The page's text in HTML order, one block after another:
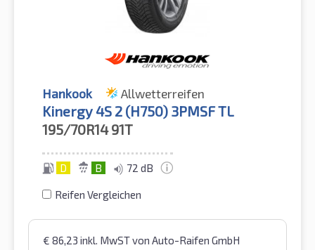
Hankook Allwetterreifen
Kinergy 4S 2 (H750) 3PMSF TL
195/70R14 91T
D B 72 dB
Reifen Vergleichen
€ 86,23 inkl. MwSTvon Auto-Raifen GmbH